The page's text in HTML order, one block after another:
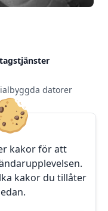
kakor för att
kakor du tillåter
datorer
& Backup